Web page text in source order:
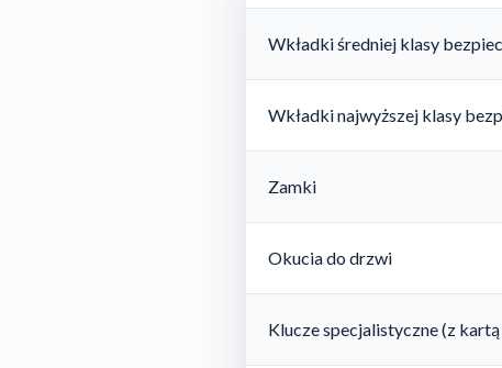
Wkładki średniej klasy
Wkładki najwyższej klasy
Zamki
Okucia do drzwi
Klucze specjalistyczne (z